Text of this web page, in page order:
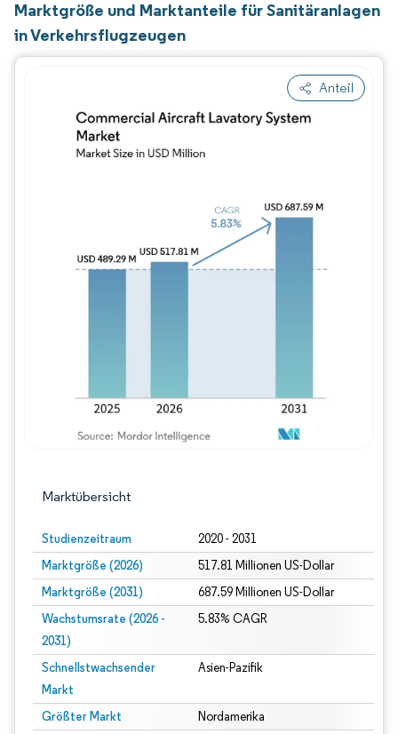
Marktgröße und Marktanteile für Sanitäranlagen
in Verkehrsflugzeugen
Anteil
Marktübersicht
Studienzeitraum 2020 - 2031
Marktgröße (2026) 517.81 Millionen US-Dollar
Marktgröße (2031) 687.59 Millionen US-Dollar
Wachstumsrate (2026 -
2031)
5.83% CAGR
Schnellstwachsender
Markt
Asien-Pazifik
Größter Markt Nordamerika